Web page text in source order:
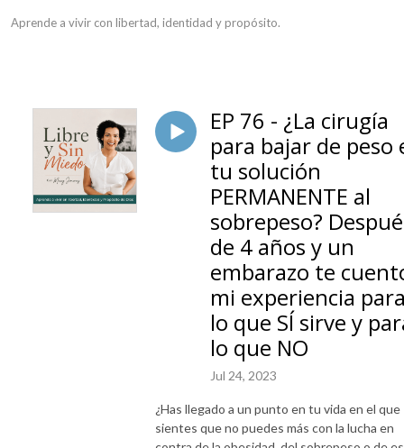
Aprende a vivir con libertad, identidad y propósito.
EP 76 - ¿La cirugía
para bajar de peso
tu solución
PERMANENTE al
sobrepeso?
de 4 años y un
embarazo te
mi experiencia
lo que SÍ sirve y
lo que NO
Jul 24, 2023
¿Has llegado a un punto en tu vida en el que
sientes que no puedes más con la lucha en